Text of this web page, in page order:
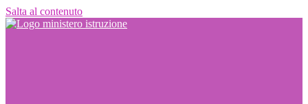
Salta al contenuto